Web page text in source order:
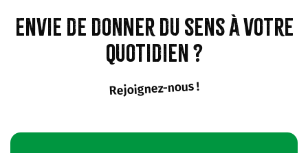
Envie de donner du sens à votre
quotidien ?
Rejoignez-nous !